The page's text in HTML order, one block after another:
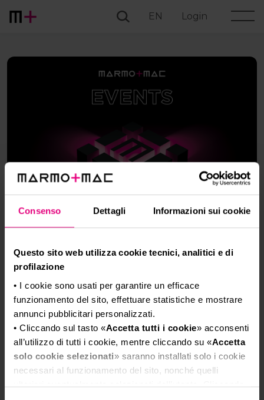
Consenso Dettagli Informazioni sui cookie
Questo sito web utilizza cookie tecnici, analitici e di
profilazione
• I cookie sono usati per garantire un efficace
funzionamento del sito, effettuare statistiche e mostrare
annunci pubblicitari personalizzati.
• Cliccando sul tasto «Accetta tutti i cookie» acconsenti
all’utilizzo di tutti i cookie, mentre cliccando su «Accetta
solo cookie selezionati» saranno installati solo i cookie
necessari al funzionamento del sito, nonché quelli
ulteriori eventualmente selezionati dall’utente. Cliccando
EN Login
Tuesday, 23 September 17:15
Sunday, 23 November
18:30 (CEST)
MASTRI DELLA PIETRA
ANNOUNCEMENT CEREMONY
LOGIN TO JOIN